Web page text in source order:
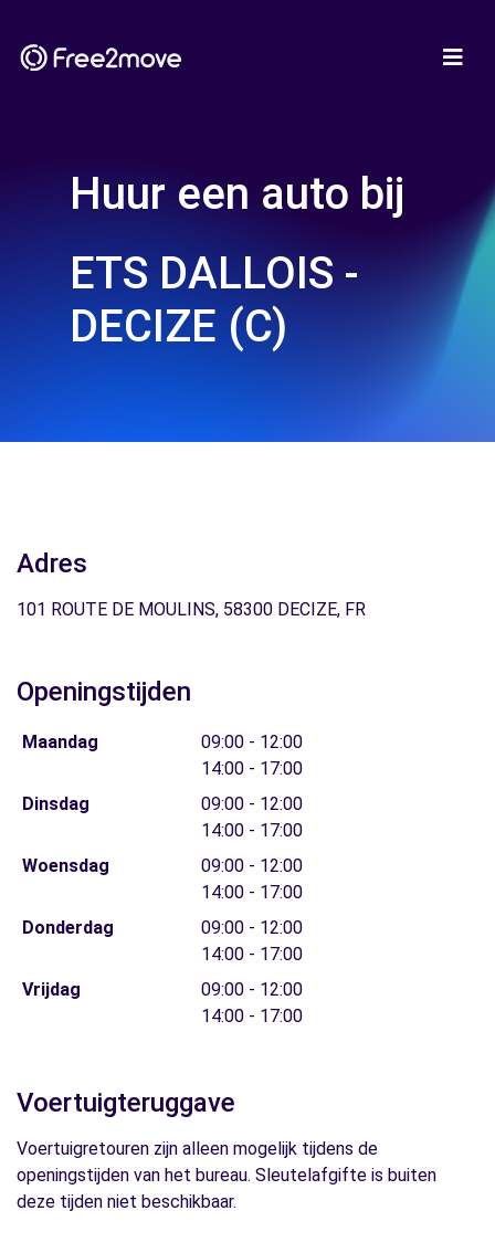
Huur een auto bij
ETS DALLOIS -
DECIZE (C)
Adres
101 ROUTE DE MOULINS, 58300 DECIZE, FR
Openingstijden
Maandag
09:00 - 12:00
14:00 - 17:00
Dinsdag
09:00 - 12:00
14:00 - 17:00
Woensdag
09:00 - 12:00
14:00 - 17:00
Donderdag
09:00 - 12:00
14:00 - 17:00
Vrijdag
09:00 - 12:00
14:00 - 17:00
Voertuigteruggave
Voertuigretouren zijn alleen mogelijk tijdens de
openingstijden van het bureau. Sleutelafgifte is buiten
deze tijden niet beschikbaar.